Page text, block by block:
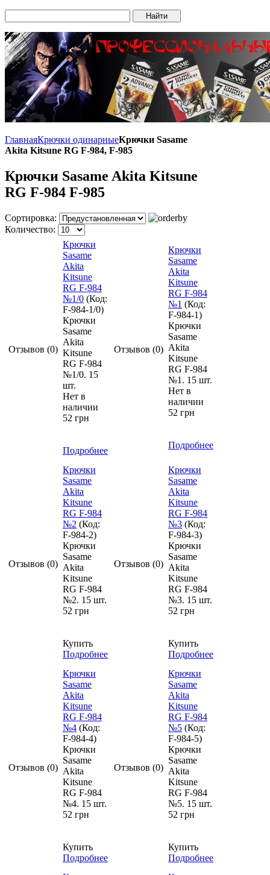
ГлавнаяКрючки одинарныеКрючки Sasame
Akita Kitsune RG F-984, F-985
Крючки Sasame Akita Kitsune
RG F-984 F-985
Сортировка:
Количество:
Отзывов (0)
Крючки
Sasame
Akita
Kitsune
RG F-984
№1/0 (Код:
F-984-1/0)
Крючки
Sasame
Akita
Kitsune
RG F-984
№1/0. 15
шт.
Нет в
наличии
52 грн
Подробнее
Отзывов (0)
Крючки
Sasame
Akita
Kitsune
RG F-984
№1 (Код:
F-984-1)
Крючки
Sasame
Akita
Kitsune
RG F-984
№1. 15 шт.
Нет в
наличии
52 грн
Подробнее
Отзывов (0)
Крючки
Sasame
Akita
Kitsune
RG F-984
№2 (Код:
F-984-2)
Крючки
Sasame
Akita
Kitsune
RG F-984
№2. 15 шт.
52 грн
Купить
Подробнее
Отзывов (0)
Крючки
Sasame
Akita
Kitsune
RG F-984
№3 (Код:
F-984-3)
Крючки
Sasame
Akita
Kitsune
RG F-984
№3. 15 шт.
52 грн
Купить
Подробнее
Отзывов (0)
Крючки
Sasame
Akita
Kitsune
RG F-984
№4 (Код:
F-984-4)
Крючки
Sasame
Akita
Kitsune
RG F-984
№4. 15 шт.
52 грн
Купить
Подробнее
Отзывов (0)
Крючки
Sasame
Akita
Kitsune
RG F-984
№5 (Код:
F-984-5)
Крючки
Sasame
Akita
Kitsune
RG F-984
№5. 15 шт.
52 грн
Купить
Подробнее